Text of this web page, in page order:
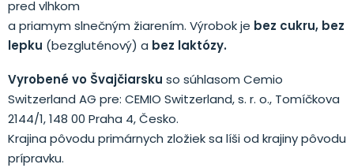
pred vlhkom
a priamym slnečným žiarením. Výrobok je bez cukru, bez
lepku (bezgluténový) a bez laktózy.
Vyrobené vo Švajčiarsku so súhlasom Cemio
Switzerland AG pre: CEMIO Switzerland, s. r. o., Tomíčkova
2144/1, 148 00 Praha 4, Česko.
Krajina pôvodu primárnych zložiek sa líši od krajiny pôvodu
prípravku.